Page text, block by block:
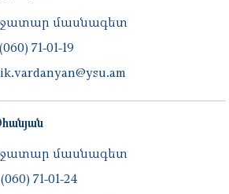
մասնագետ
(060) 71-01-19
մասնագետ
(060) 71-01-24